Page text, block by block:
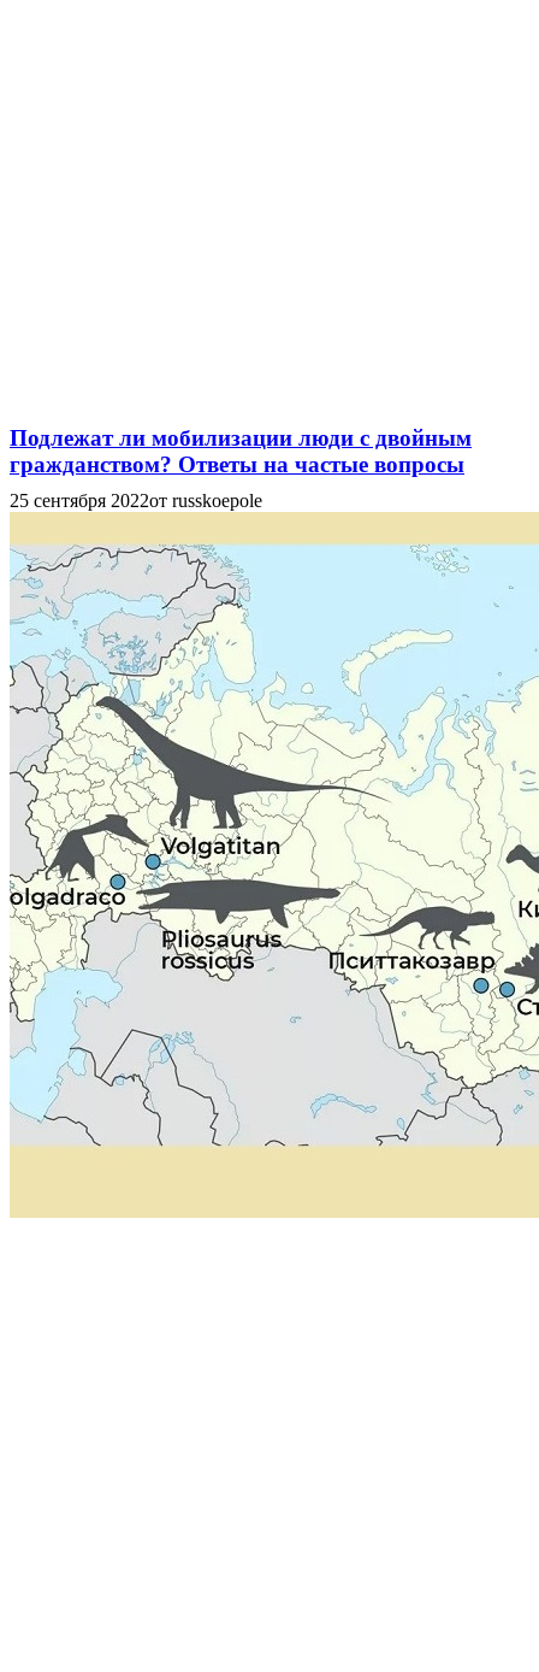
Подлежат ли мобилизации люди с двойным
гражданством? Ответы на частые вопросы
25 сентября 2022от russkoepole